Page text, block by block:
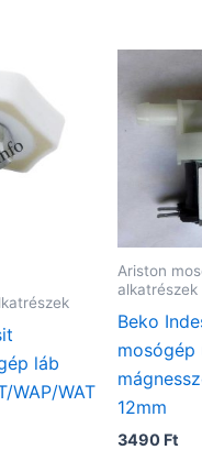
láb
WAP/WAT
Ariston
alkatrészek
Beko
12mm
3490 Ft